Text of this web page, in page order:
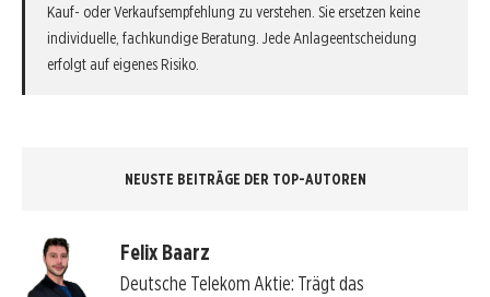
Kauf- oder Verkaufsempfehlung zu verstehen. Sie ersetzen keine
individuelle, fachkundige Beratung. Jede Anlageentscheidung
erfolgt auf eigenes Risiko.
NEUSTE BEITRÄGE DER TOP-AUTOREN
Felix Baarz
Deutsche Telekom Aktie: Trägt das